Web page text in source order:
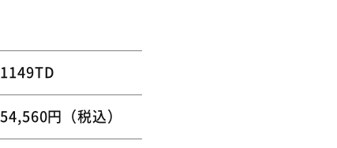
1149TD
54,560円（税込）